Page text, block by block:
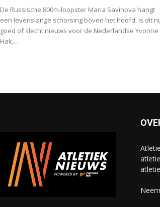
De Russische 800m-loopster Maria Savinova hangt
een levenslange schorsing boven het hoofd. Is dit
goed of slecht nieuws voor de Nederlandse Yvonne
Hak,...